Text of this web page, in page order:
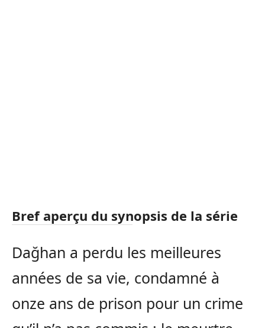
Bref aperçu du synopsis de la série
Dağhan a perdu les meilleures
années de sa vie, condamné à
onze ans de prison pour un crime